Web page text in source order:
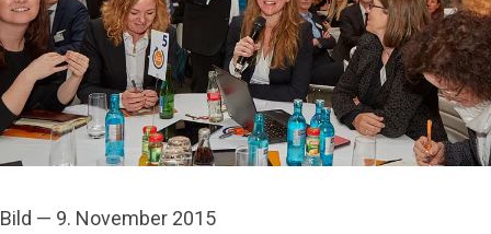
Bild — 9. November 2015